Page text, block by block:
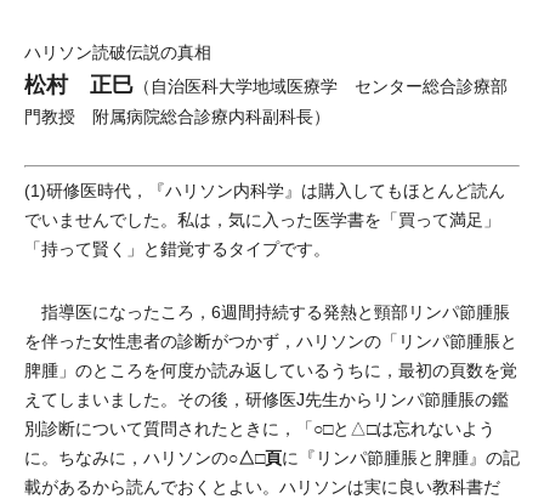
ハリソン読破伝説の真相
松村 正巳 （自治医科大学地域医療学 センター総合診療部
門教授 附属病院総合診療内科副科長）
(1)研修医時代，『ハリソン内科学』は購入してもほとんど読ん
でいませんでした。私は，気に入った医学書を「買って満足」
「持って賢く」と錯覚するタイプです。
指導医になったころ，6週間持続する発熱と頸部リンパ節腫脹
を伴った女性患者の診断がつかず，ハリソンの「リンパ節腫脹と
脾腫」のところを何度か読み返しているうちに，最初の頁数を覚
えてしまいました。その後，研修医J先生からリンパ節腫脹の鑑
別診断について質問されたときに，「○□と△□は忘れないよう
に。ちなみに，ハリソンの○△□頁に『リンパ節腫脹と脾腫』の記
載があるから読んでおくとよい。ハリソンは実に良い教科書だ